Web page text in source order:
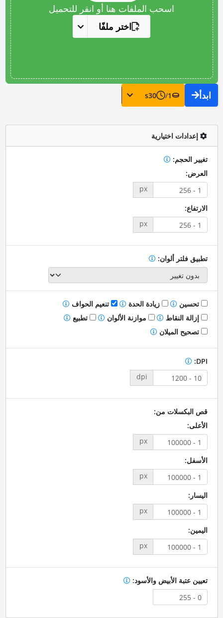
اسحب الملفات هنا أو انقر للتحميل
اختر ملفًا
ابدأ 1
/
30
s
إعدادات اختيارية
تغيير الحجم:
العرض:
px
الارتفاع:
px
تطبيق فلتر ألوان:
تحسين زيادة الحدة
تنعيم الحواف
إزالة النقاط
موازنة الألوان
تطبيع
تصحيح الميلان
DPI:
dpi
قص البكسلات من:
الأعلى:
px
الأسفل:
px
اليسار:
px
اليمين:
px
تعيين عتبة الأبيض والأسود: